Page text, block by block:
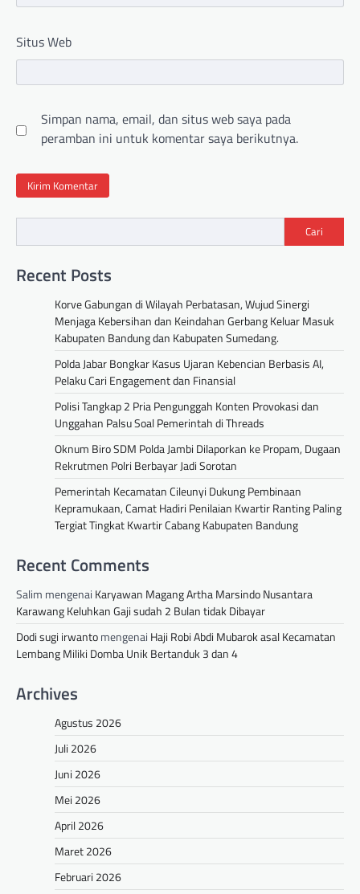
Situs Web
Simpan nama, email, dan situs web saya pada
peramban ini untuk komentar saya berikutnya.
Cari
Recent Posts
Korve Gabungan di Wilayah Perbatasan, Wujud Sinergi
Menjaga Kebersihan dan Keindahan Gerbang Keluar Masuk
Kabupaten Bandung dan Kabupaten Sumedang.
Polda Jabar Bongkar Kasus Ujaran Kebencian Berbasis AI,
Pelaku Cari Engagement dan Finansial
Polisi Tangkap 2 Pria Pengunggah Konten Provokasi dan
Unggahan Palsu Soal Pemerintah di Threads
Oknum Biro SDM Polda Jambi Dilaporkan ke Propam, Dugaan
Rekrutmen Polri Berbayar Jadi Sorotan
Pemerintah Kecamatan Cileunyi Dukung Pembinaan
Kepramukaan, Camat Hadiri Penilaian Kwartir Ranting Paling
Tergiat Tingkat Kwartir Cabang Kabupaten Bandung
Recent Comments
Salim mengenai Karyawan Magang Artha Marsindo Nusantara
Karawang Keluhkan Gaji sudah 2 Bulan tidak Dibayar
Dodi sugi irwantomengenai Haji Robi Abdi Mubarok asal Kecamatan
Lembang Miliki Domba Unik Bertanduk 3 dan 4
Archives
Agustus 2026
Juli 2026
Juni 2026
Mei 2026
April 2026
Maret 2026
Februari 2026